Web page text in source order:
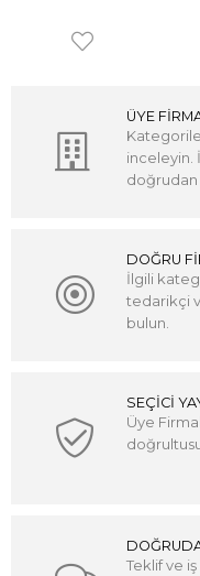
ÜYE
inceleyin.
doğrudan
DOĞRU
İlgili
tedarikçi
bulun.
SEÇİCİ
Üye
Teklif ve